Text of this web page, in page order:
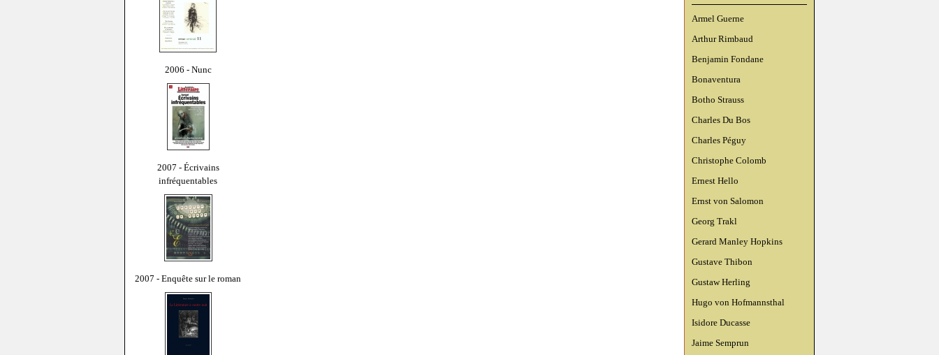
2006 - Nunc
2007 - Écrivains
infréquentables
2007 - Enquête sur le roman
Armel Guerne
Arthur Rimbaud
Benjamin Fondane
Bonaventura
Botho Strauss
Charles Du Bos
Charles Péguy
Christophe Colomb
Ernest Hello
Ernst von Salomon
Georg Trakl
Gerard Manley Hopkins
Gustave Thibon
Gustaw Herling
Hugo von Hofmannsthal
Isidore Ducasse
Jaime Semprun